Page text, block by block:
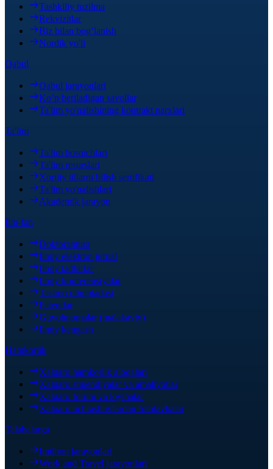
Tashkiliy tuzilma
Rekvizitlar
Biz bilan bog’lanish
Nordik yo'li
Qabul
Qabul jarayonlari
Ko’p beriladigan savollar
Ta'lim yo'nalishining kontrakt narxlari
Ta'lim
Ta'lim bosqichlari
Ta'lim resurslari
Xorijiy tillarni bilish sertifikati
Ta'lim yo'nalishlari
Akademik jarayon
Ilm-fan
Doktorantura
Ilmiy elektron jurnal
Ilmiy tadbirlar
Ilmiy konferensiyalar
Tasimo olimpiadasi
Patentlar
Guvohnomalar (malakaviy)
Ilmiy kengash
Hamkorlik
Xalqaro hamkorlik aloqalari
Xalqaro stipendiyalar va amaliyotlar
Xalqaro forum va loyihalar
Xalqaro uchrashuvlardan fotolavhalar
Talabalarga
Imtihon jarayonlari
Work and Travel jarayonlari